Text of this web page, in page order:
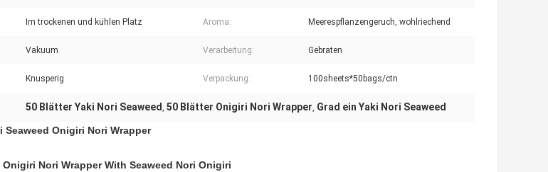
Im trockenen und kühlen Platz Aroma: Meerespflanzengeruch, wohlriechend
Vakuum Verarbeitung: Gebraten
Knusperig Verpackung: 100sheets*50bags/ctn
50 Blätter Yaki Nori Seaweed, 50 Blätter Onigiri Nori Wrapper, Grad ein Yaki Nori Seaweed
Seaweed Onigiri Nori Wrapper
Nori Wrapper With Seaweed Nori Onigiri